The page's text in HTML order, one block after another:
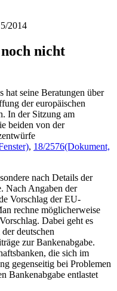
2014
nicht
seine Beratungen über
der europäischen
In der Sitzung am
beiden von der
, 18/2576(Dokument,
nach Details der
Nach Angaben der
Vorschlag der EU-
rechne möglicherweise
Dabei geht es
deutschen
zur Bankenabgabe.
die sich im
gegenseitig bei Problemen
Bankenabgabe entlastet